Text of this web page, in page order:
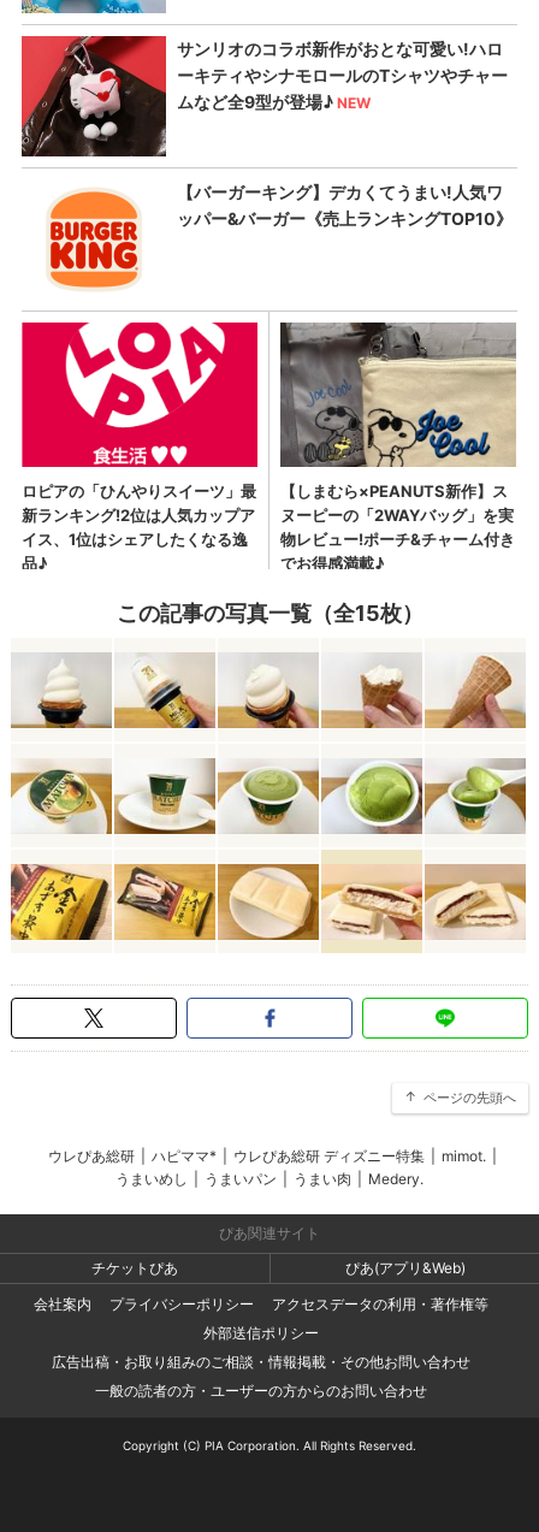
この記事の写真一覧（全15枚）
ページの先頭へ
ウレぴあ総研 ハピママ* ウレぴあ総研 ディズニー特集 mimot.
うまいめし
うまいパン うまい肉 Medery.
ぴあ関連サイト
チケットぴあ
ぴあ(アプリ&Web)
会社案内
プライバシーポリシー
アクセスデータの利用・著作権等
外部送信ポリシー
広告出稿・お取り組みのご相談・情報掲載・その他お問い合わせ
一般の読者の方・ユーザーの方からのお問い合わせ
Copyright (C) PIA Corporation. All Rights Reserved.